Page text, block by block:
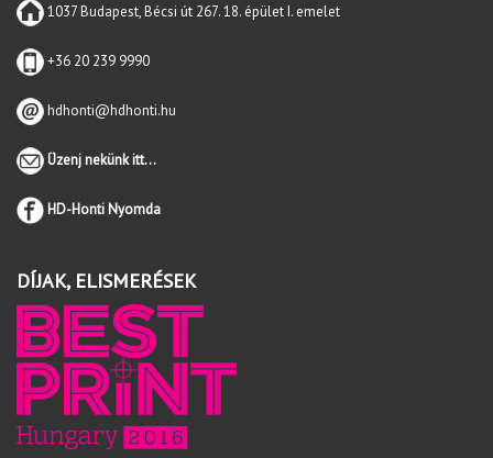
1037 Budapest, Bécsi út 267. 18. épület I. emelet
+36 20 239 9990
hdhonti@hdhonti.hu
Üzenj nekünk itt...
HD-Honti Nyomda
DÍJAK, ELISMERÉSEK